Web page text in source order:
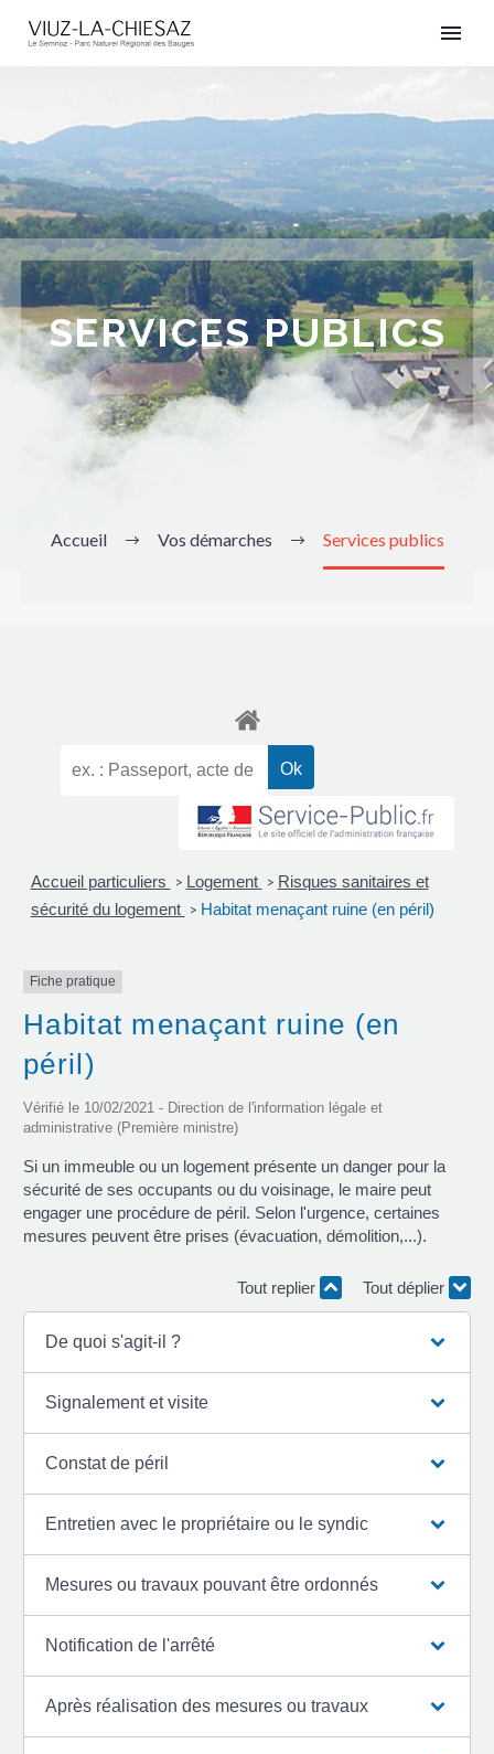
SERVICES PUBLICS
Accueil Vos démarches Services publics
Accueil particuliers > Logement > Risques sanitaires et
sécurité du logement > Habitat menaçant ruine (en péril)
Fiche pratique
Habitat menaçant ruine (en
péril)
Vérifié le 10/02/2021 - Direction de l'information légale et
administrative (Première ministre)
Si un immeuble ou un logement présente un danger pour la
sécurité de ses occupants ou du voisinage, le maire peut
engager une procédure de péril. Selon l'urgence, certaines
mesures peuvent être prises (évacuation, démolition,...).
Tout replier Tout déplier
De quoi s'agit-il ?
Signalement et visite
Constat de péril
Entretien avec le propriétaire ou le syndic
Mesures ou travaux pouvant être ordonnés
Notification de l'arrêté
Après réalisation des mesures ou travaux